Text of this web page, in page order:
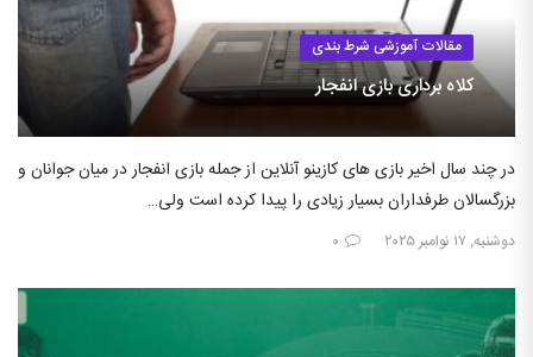
مقالات آموزشی شرط بندی
کلاه برداری بازی انفجار
در چند سال اخیر بازی های کازینو آنلاین از جمله بازی انفجار در میان جوانان و
بزرگسالان طرفداران بسیار زیادی را پیدا کرده است ولی…
دوشنبه, ۱۷ نوامبر ۲۰۲۵ ۰